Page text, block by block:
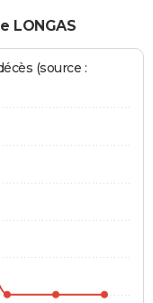
LONGAS
(source :